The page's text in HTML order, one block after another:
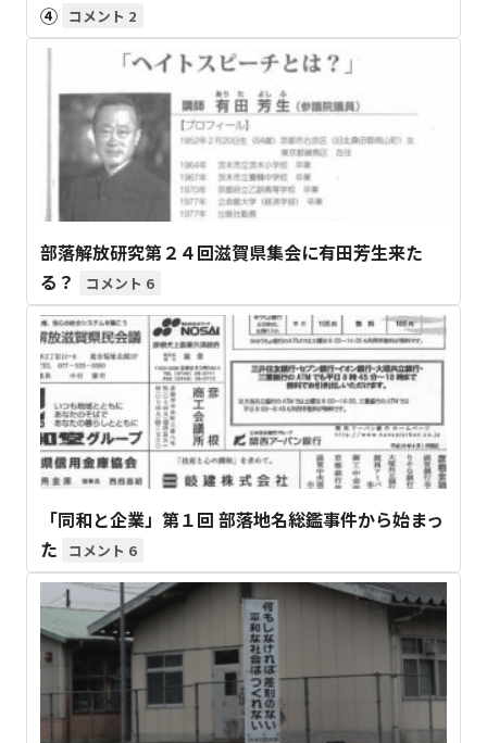
④
2
部落解放研究第２４回滋賀県集会に有田芳生来た
る？
6
「同和と企業」第１回 部落地名総鑑事件から始まっ
た
6